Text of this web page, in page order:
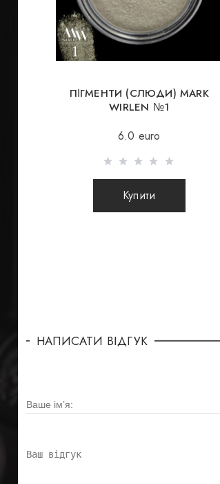
ПІГМЕНТИ (СЛЮДИ) MARK
WIRLEN №1
6.0 euro
Купити
НАПИСАТИ ВІДГУК